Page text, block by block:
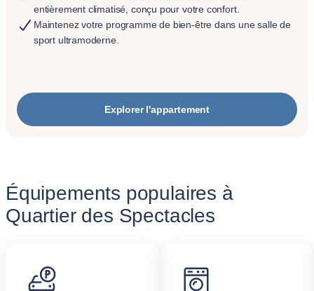
entièrement climatisé, conçu pour votre confort.
Maintenez votre programme de bien-être dans une salle de
sport ultramoderne.
Explorer l'appartement
Équipements populaires à
Quartier des Spectacles